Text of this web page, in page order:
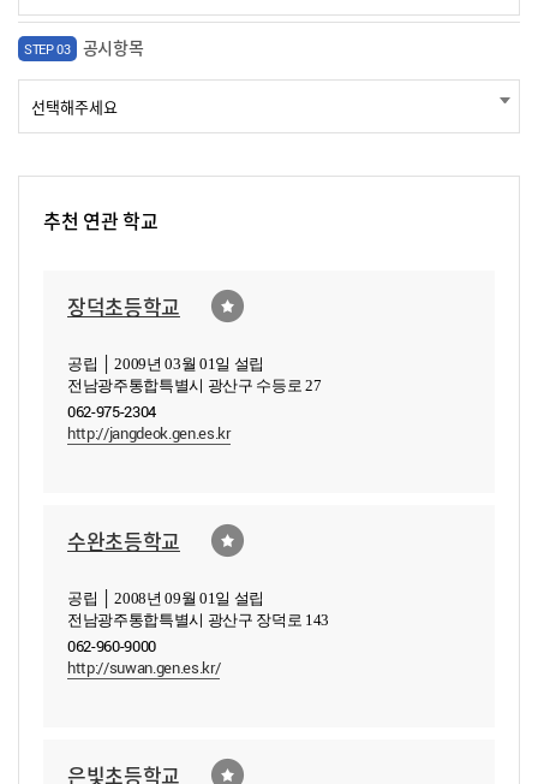
STEP 03 공시항목
추천 연관 학교
장덕초등학교
공립 │ 2009년 03월 01일 설립
전남광주통합특별시 광산구 수등로 27
062-975-2304
http://jangdeok.gen.es.kr
수완초등학교
공립 │ 2008년 09월 01일 설립
전남광주통합특별시 광산구 장덕로 143
062-960-9000
http://suwan.gen.es.kr/
은빛초등학교